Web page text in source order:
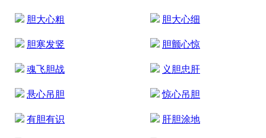
胆大心粗 胆大心细
胆寒发竖 胆颤心惊
魂飞胆战 义胆忠肝
悬心吊胆 惊心吊胆
有胆有识 肝胆涂地